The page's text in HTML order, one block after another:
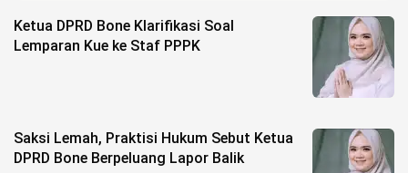
Ketua DPRD Bone Klarifikasi Soal
Lemparan Kue ke Staf PPPK
Saksi Lemah, Praktisi Hukum Sebut Ketua
DPRD Bone Berpeluang Lapor Balik